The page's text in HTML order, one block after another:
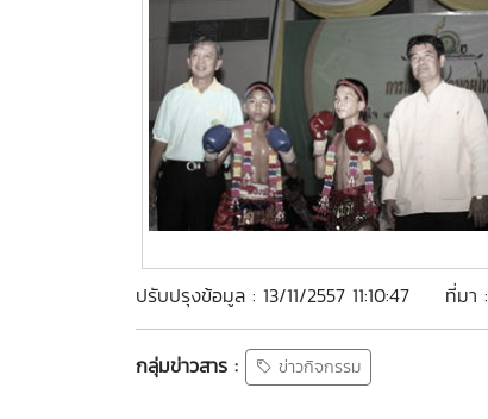
ปรับปรุงข้อมูล : 13/11/2557 11:10:47 ที่มา :
กลุ่มข่าวสาร : ข่าวกิจกรรม